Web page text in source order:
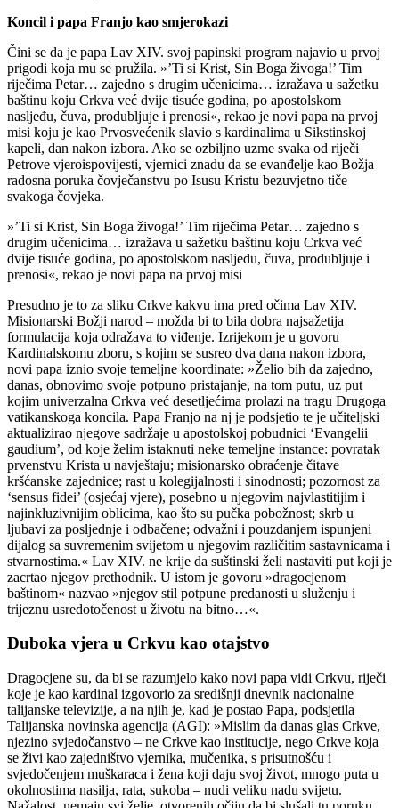
Koncil i papa Franjo kao smjerokazi
Čini se da je papa Lav XIV. svoj papinski program najavio u prvoj
prigodi koja mu se pružila. »’Ti si Krist, Sin Boga živoga!’ Tim
riječima Petar… zajedno s drugim učenicima… izražava u sažetku
baštinu koju Crkva već dvije tisuće godina, po apostolskom
nasljeđu, čuva, produbljuje i prenosi«, rekao je novi papa na prvoj
misi koju je kao Prvosvećenik slavio s kardinalima u Sikstinskoj
kapeli, dan nakon izbora. Ako se ozbiljno uzme svaka od riječi
Petrove vjeroispovijesti, vjernici znadu da se evanđelje kao Božja
radosna poruka čovječanstvu po Isusu Kristu bezuvjetno tiče
svakoga čovjeka.
»’Ti si Krist, Sin Boga živoga!’ Tim riječima Petar… zajedno s
drugim učenicima… izražava u sažetku baštinu koju Crkva već
dvije tisuće godina, po apostolskom nasljeđu, čuva, produbljuje i
prenosi«, rekao je novi papa na prvoj misi
Presudno je to za sliku Crkve kakvu ima pred očima Lav XIV.
Misionarski Božji narod – možda bi to bila dobra najsažetija
formulacija koja odražava to viđenje. Izrijekom je u govoru
Kardinalskomu zboru, s kojim se susreo dva dana nakon izbora,
novi papa iznio svoje temeljne koordinate: »Želio bih da zajedno,
danas, obnovimo svoje potpuno pristajanje, na tom putu, uz put
kojim univerzalna Crkva već desetljećima prolazi na tragu Drugoga
vatikanskoga koncila. Papa Franjo na nj je podsjetio te je učiteljski
aktualizirao njegove sadržaje u apostolskoj pobudnici ‘Evangelii
gaudium’, od koje želim istaknuti neke temeljne instance: povratak
prvenstvu Krista u navještaju; misionarsko obraćenje čitave
kršćanske zajednice; rast u kolegijalnosti i sinodnosti; pozornost za
‘sensus fidei’ (osjećaj vjere), posebno u njegovim najvlastitijim i
najinkluzivnijim oblicima, kao što su pučka pobožnost; skrb u
ljubavi za posljednje i odbačene; odvažni i pouzdanjem ispunjeni
dijalog sa suvremenim svijetom u njegovim različitim sastavnicama i
stvarnostima.« Lav XIV. ne krije da suštinski želi nastaviti put koji je
zacrtao njegov prethodnik. U istom je govoru »dragocjenom
baštinom« nazvao »njegov stil potpune predanosti u služenju i
trijeznu usredotočenost u životu na bitno…«.
Duboka vjera u Crkvu kao otajstvo
Dragocjene su, da bi se razumjelo kako novi papa vidi Crkvu, riječi
koje je kao kardinal izgovorio za središnji dnevnik nacionalne
talijanske televizije, a na njih je, kad je postao Papa, podsjetila
Talijanska novinska agencija (AGI): »Mislim da danas glas Crkve,
njezino svjedočanstvo – ne Crkve kao institucije, nego Crkve koja
se živi kao zajedništvo vjernika, mučenika, s prisutnošću i
svjedočenjem muškaraca i žena koji daju svoj život, mnogo puta u
okolnostima nasilja, rata, sukoba – nudi veliku nadu svijetu.